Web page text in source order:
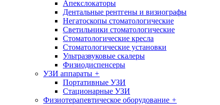
Апекслокаторы
Дентальные рентгены и визиографы
Негатоскопы стоматологические
Светильники стоматологические
Стоматологические кресла
Стоматологические установки
Ультразвуковые скалеры
Физиодиспенсеры
УЗИ аппараты +
Портативные УЗИ
Стационарные УЗИ
Физиотерапевтическое оборудование +